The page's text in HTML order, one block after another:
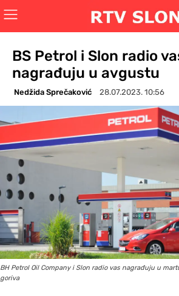
BS Petrol i Slon radio
nagrađuju u avgustu
Nedžida Sprečaković 28.07.2023. 10:56
BH Petrol Oil Company i Slon radio vas nagrađuju u
goriva